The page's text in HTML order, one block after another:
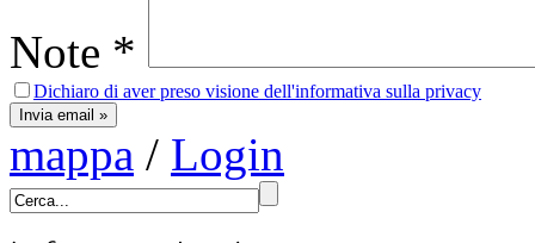
Note *
Dichiaro di aver preso visione dell'informativa sulla privacy
mappa / Login